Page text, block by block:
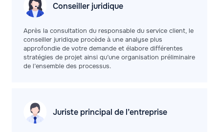
Conseiller juridique
Après la consultation du responsable du service client, le
conseiller juridique procède à une analyse plus
approfondie de votre demande et élabore différentes
stratégies de projet ainsi qu’une organisation préliminaire
de l’ensemble des processus.
Juriste principal de l’entreprise